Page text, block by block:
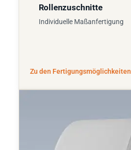
Rollenzuschnitte
Individuelle Maßanfertigung
Zu den Fertigungsmöglichkeiten